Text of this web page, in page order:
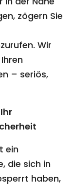
zögern Sie
Wir
– seriös,
ein
die sich in
haben,